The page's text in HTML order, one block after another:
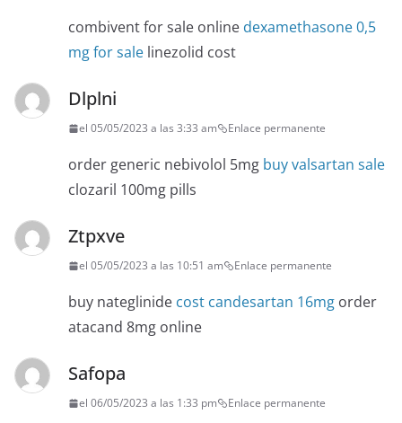
combivent for sale online dexamethasone 0,5
mg for sale linezolid cost
Dlplni
el 05/05/2023 a las 3:33 am Enlace permanente
order generic nebivolol 5mg buy valsartan sale
clozaril 100mg pills
Ztpxve
el 05/05/2023 a las 10:51 am Enlace permanente
buy nateglinide cost candesartan 16mg order
atacand 8mg online
Safopa
el 06/05/2023 a las 1:33 pm Enlace permanente